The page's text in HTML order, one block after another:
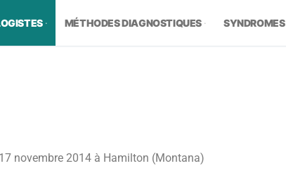
MÉTHODES DIAGNOSTIQUES SYNDROMES
novembre 2014 à Hamilton (Montana)